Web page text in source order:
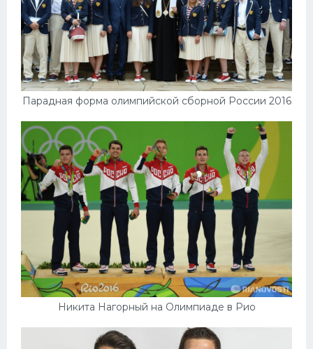
Парадная форма олимпийской сборной России 2016
Никита Нагорный на Олимпиаде в Рио